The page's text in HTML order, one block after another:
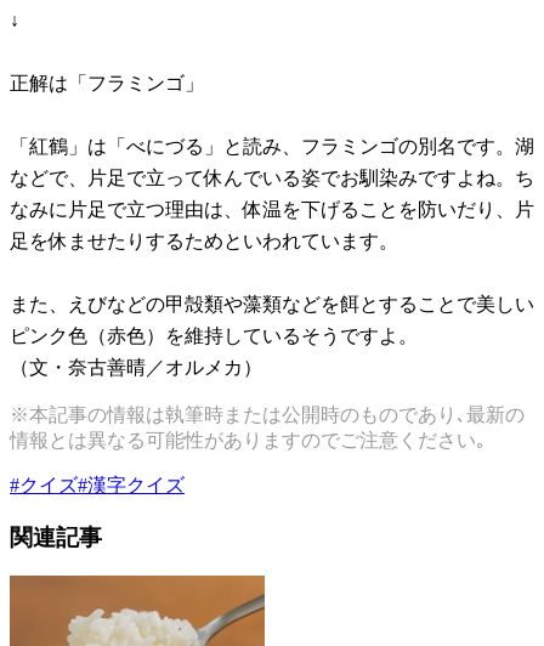
↓
正解は「フラミンゴ」
「紅鶴」は「べにづる」と読み、フラミンゴの別名です。湖
などで、片足で立って休んでいる姿でお馴染みですよね。ち
なみに片足で立つ理由は、体温を下げることを防いだり、片
足を休ませたりするためといわれています。
また、えびなどの甲殻類や藻類などを餌とすることで美しい
ピンク色（赤色）を維持しているそうですよ。
（文・奈古善晴／オルメカ）
※本記事の情報は執筆時または公開時のものであり､最新の
情報とは異なる可能性がありますのでご注意ください｡
#クイズ#漢字クイズ
関連記事